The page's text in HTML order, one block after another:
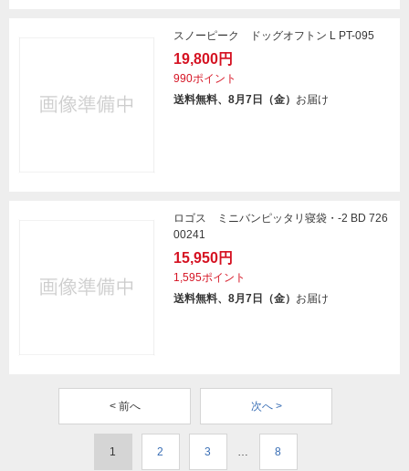
スノーピーク ドッグオフトン L PT-095
19,800円
990ポイント
送料無料、8月7日（金） お届け
ロゴス ミニバンピッタリ寝袋・-2 BD 726
00241
15,950円
1,595ポイント
送料無料、8月7日（金） お届け
< 前へ 次へ >
1 2 3 … 8